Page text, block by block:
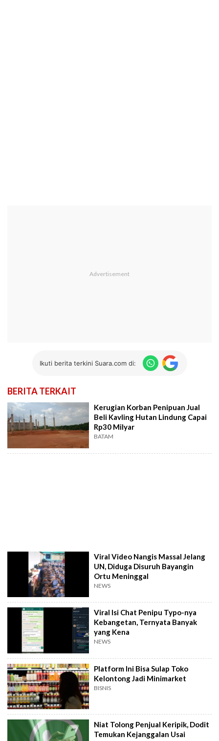
Ikuti berita terkini Suara.com di:
BERITA TERKAIT
Kerugian Korban Penipuan Jual
Beli Kavling Hutan Lindung Capai
Rp30 Milyar
BATAM
Viral Video Nangis Massal Jelang
UN, Diduga Disuruh Bayangin
Ortu Meninggal
NEWS
Viral Isi Chat Penipu Typo-nya
Kebangetan, Ternyata Banyak
yang Kena
NEWS
Platform Ini Bisa Sulap Toko
Kelontong Jadi Minimarket
BISNIS
Niat Tolong Penjual Keripik, Dodit
Temukan Kejanggalan Usai